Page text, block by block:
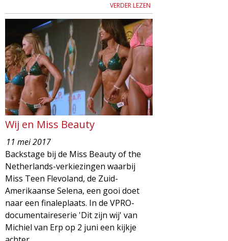
VERDER LEZEN
Wij en Miss Beauty
11 mei 2017
Backstage bij de Miss Beauty of the
Netherlands-verkiezingen waarbij
Miss Teen Flevoland, de Zuid-
Amerikaanse Selena, een gooi doet
naar een finaleplaats. In de VPRO-
documentaireserie 'Dit zijn wij' van
Michiel van Erp op 2 juni een kijkje